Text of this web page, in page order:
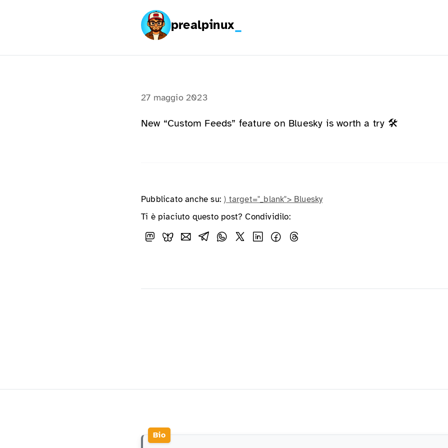
prealpinux
27 maggio 2023
New “Custom Feeds” feature on Bluesky is worth a try 🛠
Pubblicato anche su: ) target="_blank"> Bluesky
Ti è piaciuto questo post? Condividilo: